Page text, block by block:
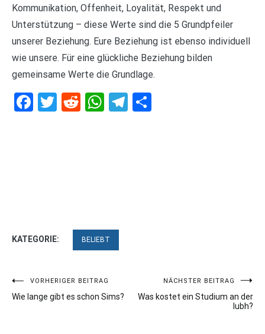
Kommunikation, Offenheit, Loyalität, Respekt und
Unterstützung – diese Werte sind die 5 Grundpfeiler
unserer Beziehung. Eure Beziehung ist ebenso individuell
wie unsere. Für eine glückliche Beziehung bilden
gemeinsame Werte die Grundlage.
Facebook
Twitter
RedditWhatsApp
Telegram
KATEGORIE: BELIEBT
Beitragsnavigation
VORHERIGER BEITRAG
Wie lange gibt es schon Sims?
NÄCHSTER BEITRAG
Was kostet ein Studium an der
Iubh?